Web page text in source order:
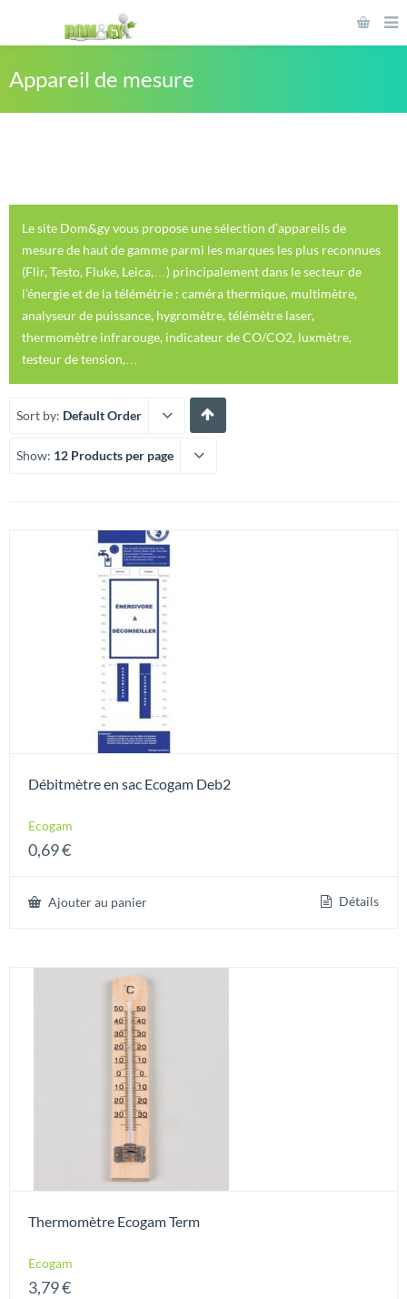
Appareil de mesure
Le site Dom&gy vous propose une sélection d’appareils de
mesure de haut de gamme parmi les marques les plus reconnues
(Flir, Testo, Fluke, Leica,…) principalement dans le secteur de
l’énergie et de la télémétrie : caméra thermique, multimètre,
analyseur de puissance, hygromètre, télémètre laser,
thermomètre infrarouge, indicateur de CO/CO2, luxmètre,
testeur de tension,…
Sort by: Default Order
Show: 12 Products per page
Débitmètre en sac Ecogam Deb2
Ecogam
0,69€
Ajouter au panier Détails
Thermomètre Ecogam Term
Ecogam
3,79€